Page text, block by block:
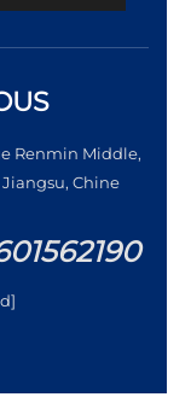
Renmin Middle,
Chine